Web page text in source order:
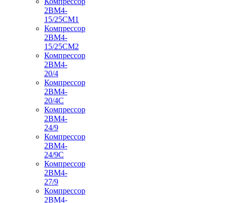
2ВМ4-
15/25СМ1
Компрессор
2ВМ4-
15/25СМ2
Компрессор
2ВМ4-
20/4
Компрессор
2ВМ4-
20/4С
Компрессор
2ВМ4-
24/9
Компрессор
2ВМ4-
24/9С
Компрессор
2ВМ4-
27/9
Компрессор
2ВМ4-